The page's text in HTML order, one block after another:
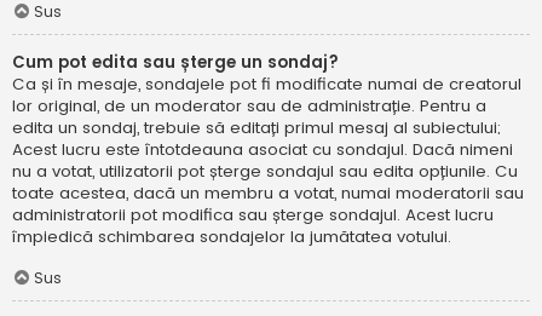
Sus
Cum pot edita sau șterge un sondaj?
Ca și în mesaje, sondajele pot fi modificate numai de creatorul
lor original, de un moderator sau de administrație. Pentru a
edita un sondaj, trebuie să editați primul mesaj al subiectului;
Acest lucru este întotdeauna asociat cu sondajul. Dacă nimeni
nu a votat, utilizatorii pot șterge sondajul sau edita opțiunile. Cu
toate acestea, dacă un membru a votat, numai moderatorii sau
administratorii pot modifica sau șterge sondajul. Acest lucru
împiedică schimbarea sondajelor la jumătatea votului.
Sus